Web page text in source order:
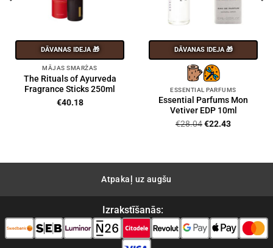
DĀVANAS IDEJA 🎁
MĀJAS SMARŽAS
The Rituals of Ayurveda
Fragrance Sticks 250ml
€40.18
DĀVANAS IDEJA 🎁
ESSENTIAL PARFUMS
Essential Parfums Mon
Vetiver EDP 10ml
€28.04Original
€22.43Current
Atpakaļ uz augšu
Izrakstīšanās: